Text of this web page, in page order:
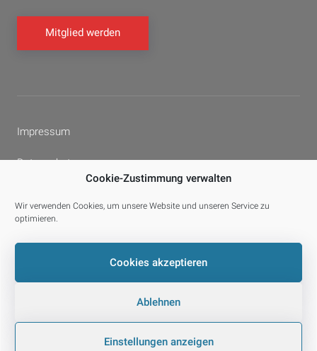
Cookie-Zustimmung verwalten
Wir verwenden Cookies, um unsere Website und unseren Service zu
optimieren.
Cookies akzeptieren
Ablehnen
Einstellungen anzeigen
Mitglied werden
Impressum
Datenschutz
Datenschutz